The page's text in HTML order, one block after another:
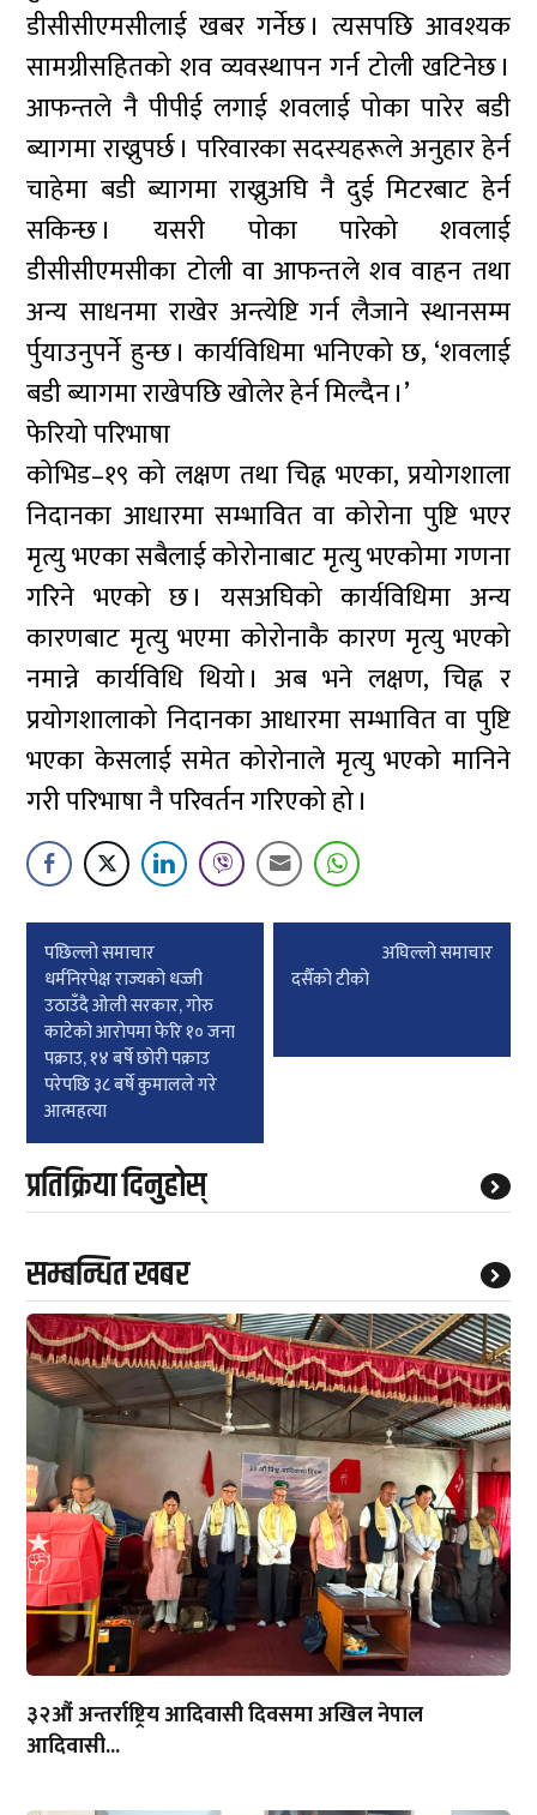
डीसीसीएमसीलाई खबर गर्नेछ । त्यसपछि आवश्यक
सामग्रीसहितको शव व्यवस्थापन गर्न टोली खटिनेछ ।
आफन्तले नै पीपीई लगाई शवलाई पोका पारेर बडी
ब्यागमा राख्नुपर्छ । परिवारका सदस्यहरूले अनुहार हेर्न
चाहेमा बडी ब्यागमा राख्नुअघि नै दुई मिटरबाट हेर्न
सकिन्छ । यसरी पोका पारेको शवलाई
डीसीसीएमसीका टोली वा आफन्तले शव वाहन तथा
अन्य साधनमा राखेर अन्त्येष्टि गर्न लैजाने स्थानसम्म
र्पुयाउनुपर्ने हुन्छ । कार्यविधिमा भनिएको छ, ‘शवलाई
बडी ब्यागमा राखेपछि खोलेर हेर्न मिल्दैन ।’
फेरियो परिभाषा
कोभिड–१९ को लक्षण तथा चिह्न भएका, प्रयोगशाला
निदानका आधारमा सम्भावित वा कोरोना पुष्टि भएर
मृत्यु भएका सबैलाई कोरोनाबाट मृत्यु भएकोमा गणना
गरिने भएको छ । यसअघिको कार्यविधिमा अन्य
कारणबाट मृत्यु भएमा कोरोनाकै कारण मृत्यु भएको
नमान्ने कार्यविधि थियो । अब भने लक्षण, चिह्न र
प्रयोगशालाको निदानका आधारमा सम्भावित वा पुष्टि
भएका केसलाई समेत कोरोनाले मृत्यु भएको मानिने
गरी परिभाषा नै परिवर्तन गरिएको हो ।
Post
navigation
पछिल्लाे समाचार
धर्मनिरपेक्ष राज्यको धज्जी
उठाउँदै ओली सरकार, गोरु
काटेको आरोपमा फेरि १० जना
पक्राउ, १४ बर्षे छोरी पक्राउ
परेपछि ३८ बर्षे कुमालले गरे
आत्महत्या
अघिल्लाे समाचार
दसैँको टीको
प्रतिक्रिया दिनुहोस्
सम्बन्धित खबर
३२औं अन्तर्राष्ट्रिय आदिवासी दिवसमा अखिल नेपाल
आदिवासी...